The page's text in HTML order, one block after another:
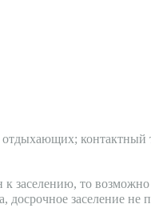
контактный
то возможно
заселение не